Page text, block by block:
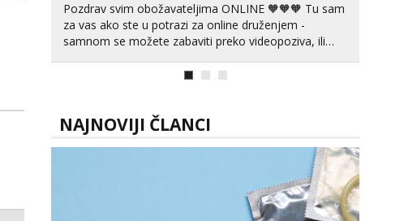
tel:0,93€ - mob:1,12€ min
Žana
Čekam tvoj poziv!
Lili
Čekam tvoj poziv!
Pozdrav svim obožavateljima ONLINE 🧡🧡🧡 Tu sam
za vas ako ste u potrazi za online druženjem -
samnom se možete zabaviti preko videopoziva, ili
kolegicama, svaka je drugačija 😉 Radim i vruća
NAJNOVIJI ČLANCI